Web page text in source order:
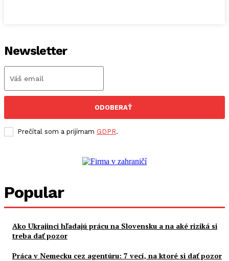
Newsletter
ODOBERAŤ
Prečítal som a prijímam GDPR.
Popular
Ako Ukrajinci hľadajú prácu na Slovensku a na aké riziká si
treba dať pozor
Práca v Nemecku cez agentúru: 7 vecí, na ktoré si dať pozor